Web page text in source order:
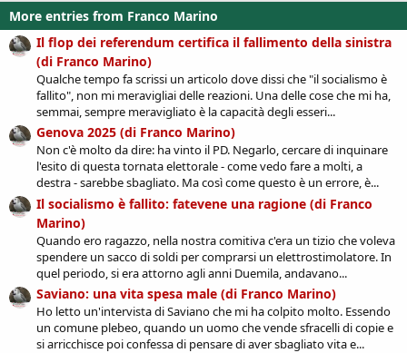
More entries from Franco Marino
Il flop dei referendum certifica il fallimento della sinistra
(di Franco Marino)
Qualche tempo fa scrissi un articolo dove dissi che "il socialismo è
fallito", non mi meravigliai delle reazioni. Una delle cose che mi ha,
semmai, sempre meravigliato è la capacità degli esseri...
Genova 2025 (di Franco Marino)
Non c'è molto da dire: ha vinto il PD. Negarlo, cercare di inquinare
l'esito di questa tornata elettorale - come vedo fare a molti, a
destra - sarebbe sbagliato. Ma così come questo è un errore, è...
Il socialismo è fallito: fatevene una ragione (di Franco
Marino)
Quando ero ragazzo, nella nostra comitiva c'era un tizio che voleva
spendere un sacco di soldi per comprarsi un elettrostimolatore. In
quel periodo, si era attorno agli anni Duemila, andavano...
Saviano: una vita spesa male (di Franco Marino)
Ho letto un'intervista di Saviano che mi ha colpito molto. Essendo
un comune plebeo, quando un uomo che vende sfracelli di copie e
si arricchisce poi confessa di pensare di aver sbagliato vita e...